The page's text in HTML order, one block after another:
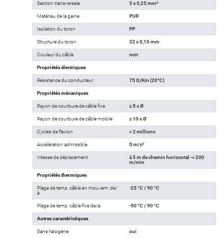
Section transversale 5 x 0,25 mm²
Matériau de la gaine PUR
Isolation du toron PP
Structure du toron 32 x 0,10 mm
Couleur du câble noir
Propriétés électriques
Résistance du conducteur 75 Ω/Km (20°C)
Propriétés mécaniques
Rayon de courbure de câble fixe ≥ 5 x Ø
Rayon de courbure de câble mobile ≥ 10 x Ø
Cycles de flexion > 2 millions
Accélération admissible 5 m/s²
Vitesse de déplacement
à 5 m de chemin horizontal -> 200
m/min
Propriétés thermiques
Plage de temp. câble en mouvem. de/
à
-25 °C / 90 °C
Plage de temp. câble fixe de/à -50 °C / 90 °C
Autres caractéristiques
Sans halogène oui